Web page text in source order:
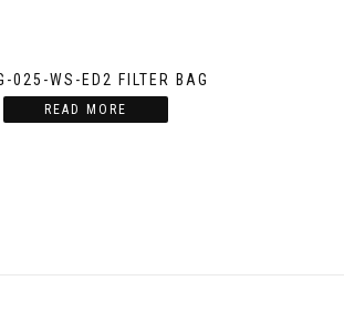
025-WS-ED2 FILTER BAG
READ MORE